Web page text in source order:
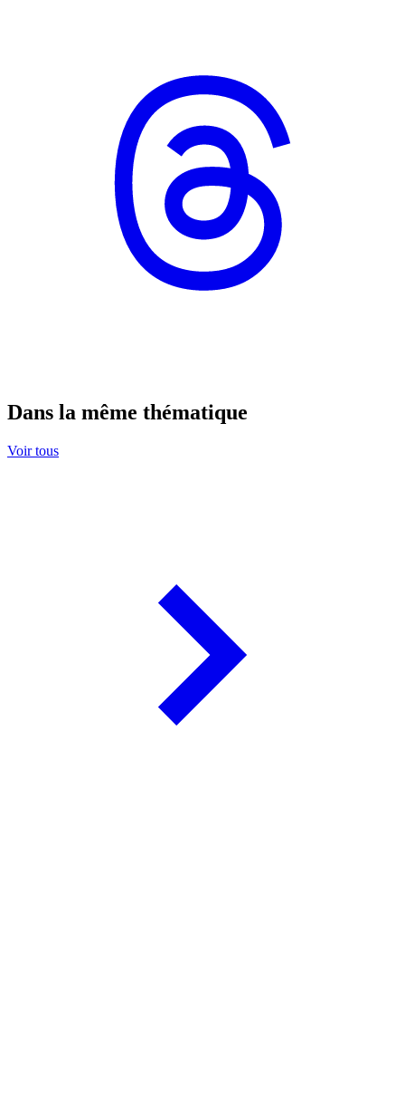
Dans la même thématique
Voir tous